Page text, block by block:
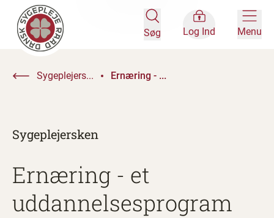
Søg Log Ind Menu
Sygeplejers... Ernæring - ...
Sygeplejersken
Ernæring - et
uddannelsesprogram